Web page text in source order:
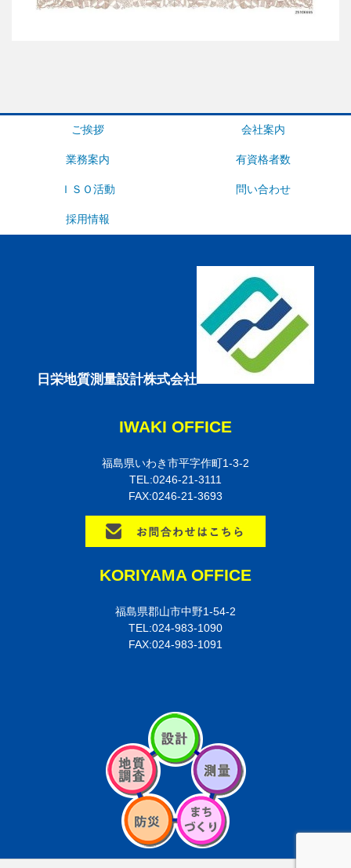
ご挨拶 会社案内
業務案内 有資格者数
ＩＳＯ活動 問い合わせ
採用情報
日栄地質測量設計株式会社
IWAKI OFFICE
福島県いわき市平字作町1-3-2
TEL:0246-21-3111
FAX:0246-21-3693
KORIYAMA OFFICE
福島県郡山市中野1-54-2
TEL:024-983-1090
FAX:024-983-1091